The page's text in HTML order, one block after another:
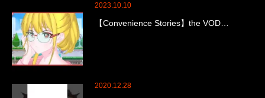
2023.10.10
【Convenience Stories】the VOD…
2020.12.28